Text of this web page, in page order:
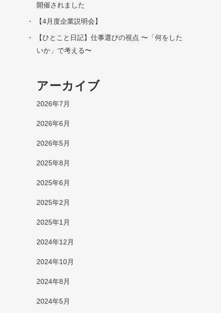
開催されました
【4月度企業説明会】
【ひとこと日記】仕事選びの視点 〜「何をした
いか」で考える〜
アーカイブ
2026年7月
2026年6月
2026年5月
2025年8月
2025年6月
2025年2月
2025年1月
2024年12月
2024年10月
2024年8月
2024年5月